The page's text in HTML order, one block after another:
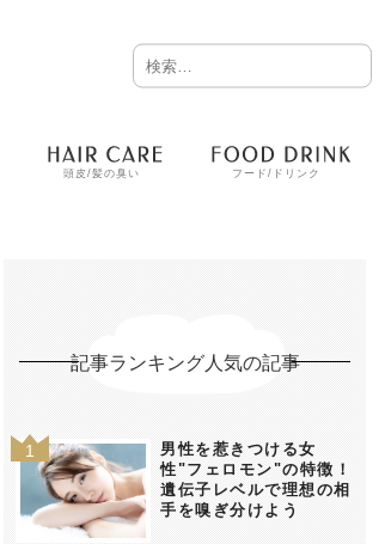
頭皮/髪の臭い フード/ドリンク
記事ランキング人気の記事
男性を惹きつける女
性"フェロモン"の特徴！
遺伝子レベルで理想の相
手を嗅ぎ分けよう